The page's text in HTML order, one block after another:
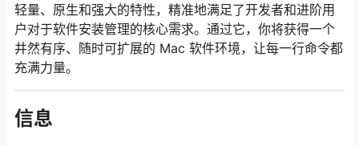
轻量、原生和强大的特性，精准地满足了开发者和进阶用
户对于软件安装管理的核心需求。通过它，你将获得一个
井然有序、随时可扩展的 Mac 软件环境，让每一行命令都
充满力量。
信息